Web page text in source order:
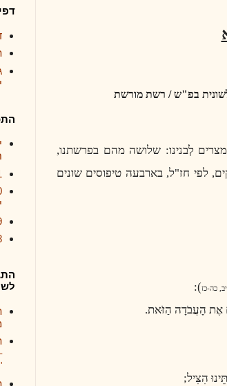
בפ"ש / רשת מורשת
לְבנינו: שלושה מהם בפרשתנו,
לפי חז"ל, בארבעה טיפוסים שונים
כה-כז):
אֶת הָעֲבֹדָה הַזֹּאת.
הִצִּיל;